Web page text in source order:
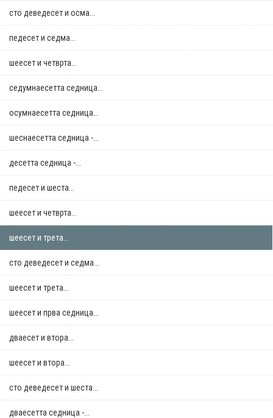
сто деведесет и осма...
педесет и седма...
шеесет и четврта...
седумнаесетта седница...
осумнaесетта седница...
шеснаесетта седница -...
десетта седница -...
педесет и шеста...
шеесет и четврта...
шеесет и трета...
сто деведесет и седма...
шеесет и трета...
шеесет и прва седница...
дваесет и втора...
шеесет и втора...
сто деведесет и шеста...
дваесетта седница -...